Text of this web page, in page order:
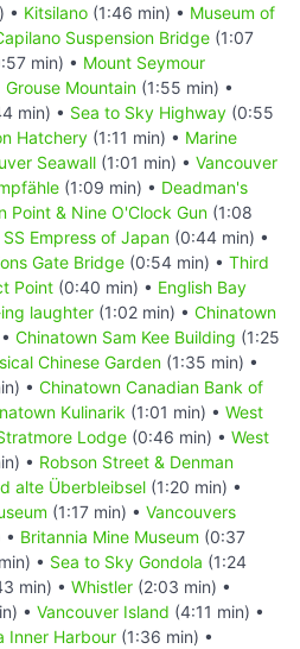
• Kitsilano (1:46 min) • Museum of
Suspension Bridge (1:07
min) • Mount Seymour
Grouse Mountain (1:55 min) •
min) • Sea to Sky Highway (0:55
Hatchery (1:11 min) • Marine
Seawall (1:01 min) • Vancouver
(1:09 min) • Deadman's
Point & Nine O'Clock Gun (1:08
Empress of Japan (0:44 min) •
Gate Bridge (0:54 min) • Third
Point (0:40 min) • English Bay
laughter (1:02 min) • Chinatown
Chinatown Sam Kee Building (1:25
Chinese Garden (1:35 min) •
• Chinatown Canadian Bank of
Kulinarik (1:01 min) • West
Lodge (0:46 min) • West
• Robson Street & Denman
alte Überbleibsel (1:20 min) •
(1:17 min) • Vancouvers
• Britannia Mine Museum (0:37
• Sea to Sky Gondola (1:24
min) • Whistler (2:03 min) •
• Vancouver Island (4:11 min) •
Inner Harbour (1:36 min) •